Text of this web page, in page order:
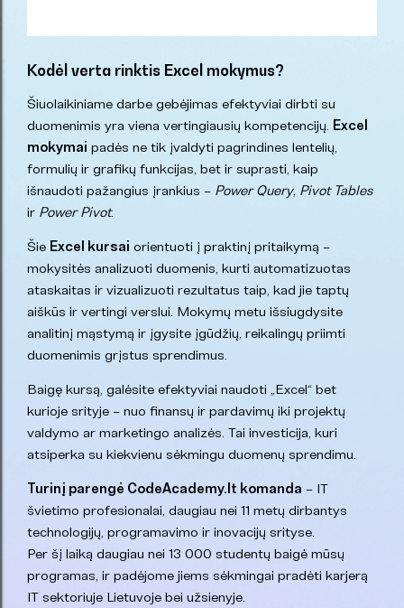
Kodėl verta rinktis Excel mokymus?
Šiuolaikiniame darbe gebėjimas efektyviai dirbti su
duomenimis yra viena vertingiausių kompetencijų. Excel
mokymai padės ne tik įvaldyti pagrindines lentelių,
formulių ir grafikų funkcijas, bet ir suprasti, kaip
išnaudoti pažangius įrankius – Power Query, Pivot Tables
ir Power Pivot.
Šie Excel kursai orientuoti į praktinį pritaikymą –
mokysitės analizuoti duomenis, kurti automatizuotas
ataskaitas ir vizualizuoti rezultatus taip, kad jie taptų
aiškūs ir vertingi verslui. Mokymų metu išsiugdysite
analitinį mąstymą ir įgysite įgūdžių, reikalingų priimti
duomenimis grįstus sprendimus.
Baigę kursą, galėsite efektyviai naudoti „Excel“ bet
kurioje srityje – nuo finansų ir pardavimų iki projektų
valdymo ar marketingo analizės. Tai investicija, kuri
atsiperka su kiekvienu sėkmingu duomenų sprendimu.
Turinį parengė CodeAcademy.lt komanda – IT
švietimo profesionalai, daugiau nei 11 metų dirbantys
technologijų, programavimo ir inovacijų srityse.
Per šį laiką daugiau nei 13 000 studentų baigė mūsų
programas, ir padėjome jiems sėkmingai pradėti karjerą
IT sektoriuje Lietuvoje bei užsienyje.